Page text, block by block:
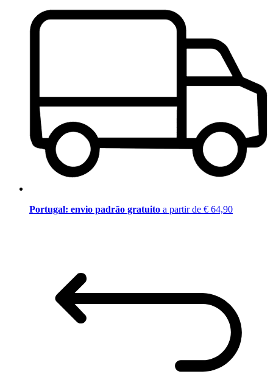
Portugal: envio padrão gratuito a partir de € 64,90